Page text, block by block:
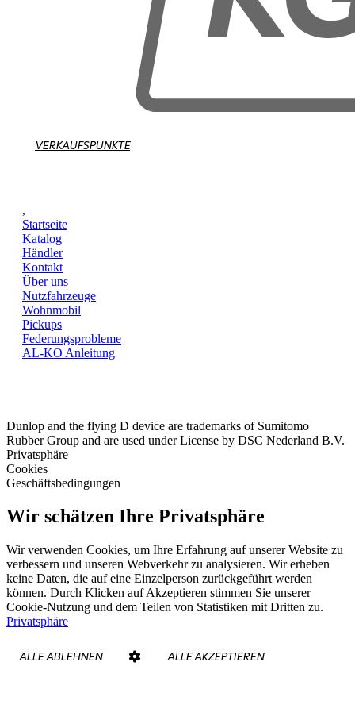
VERKAUFSPUNKTE
,
Startseite
Katalog
Händler
Kontakt
Über uns
Nutzfahrzeuge
Wohnmobil
Pickups
Federungsprobleme
AL-KO Anleitung
Dunlop and the flying D device are trademarks of Sumitomo
Rubber Group and are used under License by DSC Nederland B.V.
Privatsphäre
Cookies
Geschäftsbedingungen
Wir schätzen Ihre Privatsphäre
Wir verwenden Cookies, um Ihre Erfahrung auf unserer Website zu
verbessern und unseren Webverkehr zu analysieren. Wir erheben
keine Daten, die auf eine Einzelperson zurückgeführt werden
können. Durch Klicken auf Akzeptieren stimmen Sie unserer
Cookie-Nutzung und dem Teilen von Statistiken mit Dritten zu.
Privatsphäre
ALLE ABLEHNEN ALLE AKZEPTIEREN